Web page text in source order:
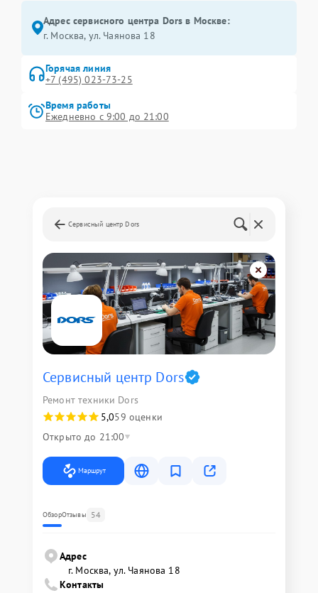
Адрес сервисного центра Dors в Москве:
г. Москва, ул. Чаянова 18
Горячая линия
+7 (495) 023-73-25
Время работы
Ежедневно с 9:00 до 21:00
Сервисный центр Dors
Сервисный центр Dors
Ремонт техники Dors
5,059 оценки
Открыто до 21:00
Маршрут
ОбзорОтзывы 54
Адрес
г. Москва, ул. Чаянова 18
Контакты